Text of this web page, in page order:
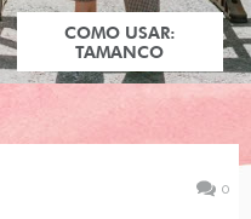
COMO USAR:
TAMANCO
0